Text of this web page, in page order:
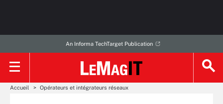
An Informa TechTarget Publication
Accueil Opérateurs et intégrateurs réseaux